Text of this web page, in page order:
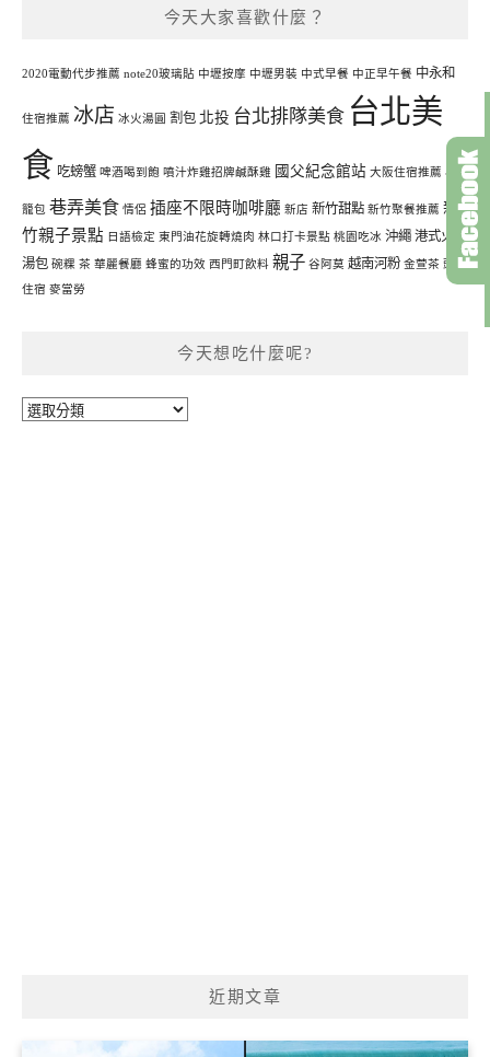
今天大家喜歡什麼？
2020電動代步推薦 note20玻璃貼 中壢按摩 中壢男裝 中式早餐 中正早午餐 中永和
住宿推薦 冰店 冰火湯圓 割包 北投 台北排隊美食 台北美
食 吃螃蟹 啤酒喝到飽 噴汁炸雞招牌鹹酥雞 國父紀念館站 大阪住宿推薦 小
籠包 巷弄美食 情侶 插座不限時咖啡廳 新店 新竹甜點 新竹聚餐推薦 新
竹親子景點 日語檢定 東門油花旋轉燒肉 林口打卡景點 桃園吃冰 沖繩 港式火鍋
湯包 碗粿 茶 華麗餐廳 蜂蜜的功效 西門町飲料 親子 谷阿莫 越南河粉 金萱茶 頭城
住宿 麥當勞
今天想吃什麼呢?
今
近期文章